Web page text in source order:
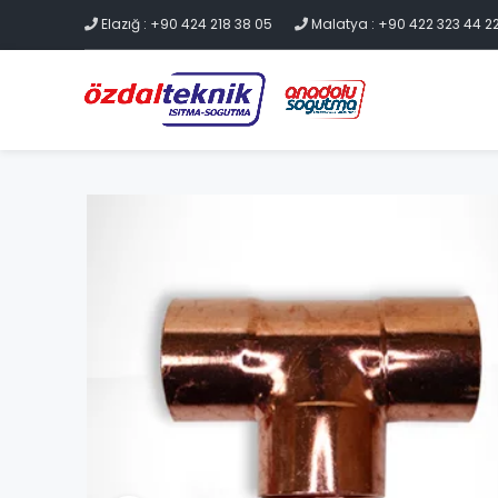
Elazığ : +90 424 218 38 05 Malatya : +90 422 323 44